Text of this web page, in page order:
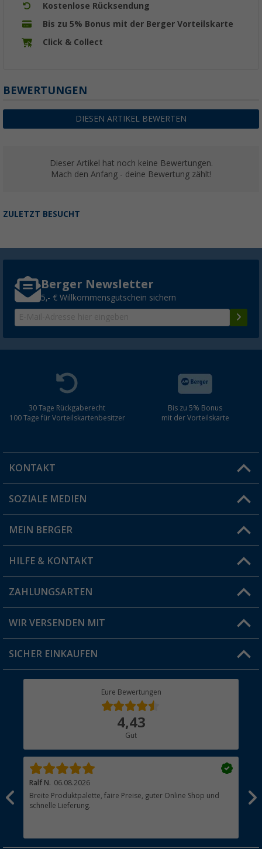
Kostenlose Rücksendung
Bis zu 5% Bonus mit der Berger Vorteilskarte
Click & Collect
BEWERTUNGEN
DIESEN ARTIKEL BEWERTEN
Dieser Artikel hat noch keine Bewertungen.
Mach den Anfang - deine Bewertung zählt!
ZULETZT BESUCHT
Berger Newsletter
5,- € Willkommensgutschein sichern
30 Tage Rückgaberecht
100 Tage für Vorteilskartenbesitzer
Bis zu 5% Bonus
mit der Vorteilskarte
KONTAKT
Du hast eine Frage?
Filiale finden
SOZIALE MEDIEN
MEIN BERGER
Vorteilskarte
Blog
Jobs & Karriere
HILFE & KONTAKT
FAQ & Kontakt
Versandinformationen
Rücksendung
ZAHLUNGSARTEN
WIR VERSENDEN MIT
SICHER EINKAUFEN
Eure Bewertungen
4,43
Gut
Ralf N. 06.08.2026
Breite Produktpalette, faire Preise, guter Online Shop und
schnelle Lieferung.
?